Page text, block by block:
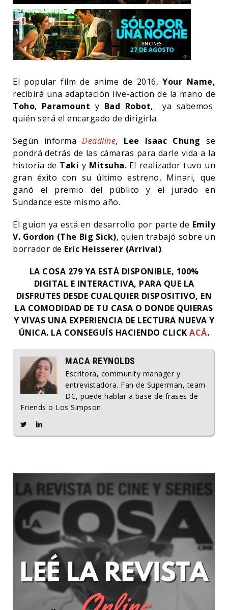
El popular film de anime de 2016,Your Name,
recibirá una adaptación live-action de la mano de
Toho, Paramount y Bad Robot, ya sabemos
quién será el encargado de dirigirla.
Según informaDeadline, Lee Isaac Chung se
pondrá detrás de las cámaras para darle vida a la
historia de Taki y Mitsuha. El realizador tuvo un
gran éxito con su último estreno, Minari, que
ganó el premio del público y el jurado en
Sundance este mismo año.
El guion ya está en desarrollo por parte de Emily
V. Gordon (The Big Sick), quien trabajó sobre un
borrador de Eric Heisserer (Arrival).
LA COSA 279 YA ESTÁ DISPONIBLE, 100%
DIGITAL E INTERACTIVA, PARA QUE LA
DISFRUTES DESDE CUALQUIER DISPOSITIVO, EN
LA COMODIDAD DE TU CASA O DONDE QUIERAS
Y VIVAS UNA EXPERIENCIA DE LECTURA NUEVA Y
ÚNICA. LA CONSEGUÍS HACIENDO CLICKACÁ.
MACA REYNOLDS
Escritora, community manager y
entrevistadora. Fan de Superman, team
DC, puede hablar a base de frases de
Friends o Los Simpson.